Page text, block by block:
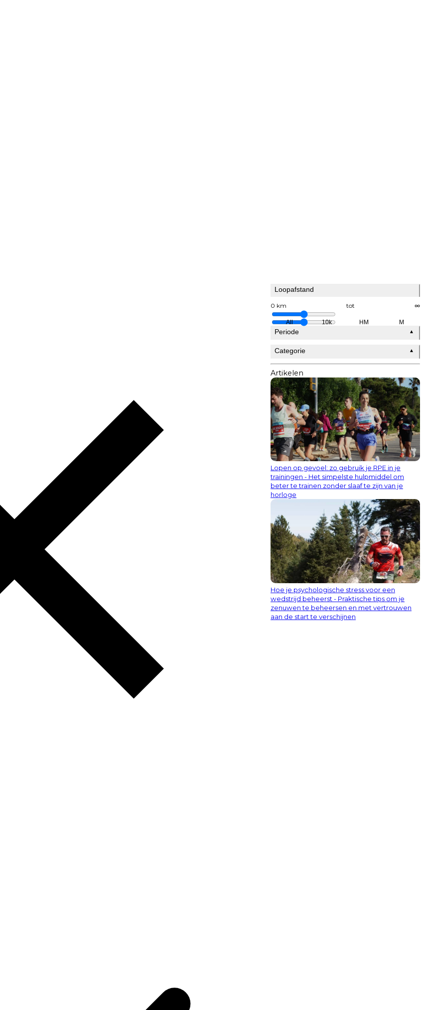
Loopafstand
0 km tot ∞
All 10k HM M
Periode ▲
Categorie ▲
Artikelen
Lopen op gevoel: zo gebruik je RPE in je
trainingen - Het simpelste hulpmiddel om
beter te trainen zonder slaaf te zijn van je
horloge
Hoe je psychologische stress voor een
wedstrijd beheerst - Praktische tips om je
zenuwen te beheersen en met vertrouwen
aan de start te verschijnen